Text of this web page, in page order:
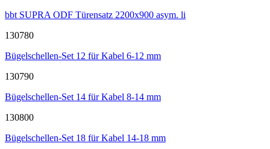
bbt SUPRA ODF Türensatz 2200x900 asym. li
130780
Bügelschellen-Set 12 für Kabel 6-12 mm
130790
Bügelschellen-Set 14 für Kabel 8-14 mm
130800
Bügelschellen-Set 18 für Kabel 14-18 mm